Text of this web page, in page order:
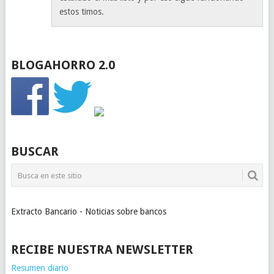
estos timos.
BLOGAHORRO 2.0
BUSCAR
Extracto Bancario - Noticias sobre bancos
RECIBE NUESTRA NEWSLETTER
Resumen diario